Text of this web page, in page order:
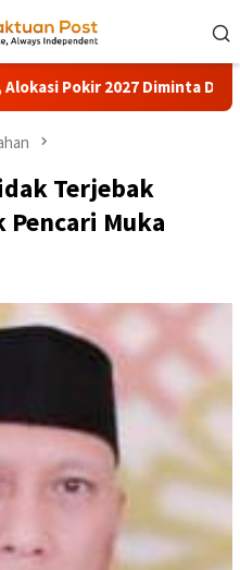
Dihentikan Pohon
Terjebak
Pencari Muka